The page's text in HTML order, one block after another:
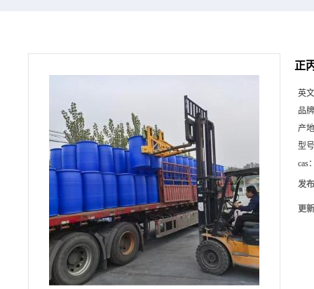
正
英
品
产
型
cas
发
更